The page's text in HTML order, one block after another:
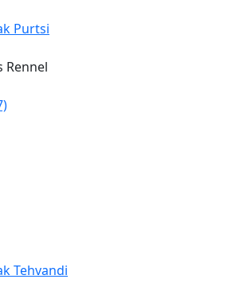
Purtsi
Rennel
Tehvandi